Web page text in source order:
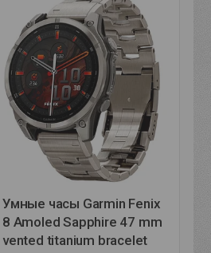
Умные часы Garmin Fenix
8 Amoled Sapphire 47 mm
vented titanium bracelet